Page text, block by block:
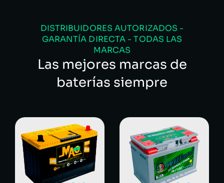
DISTRIBUIDORES AUTORIZADOS -
GARANTÍA DIRECTA - TODAS LAS
MARCAS
Las mejores marcas de
baterías siempre